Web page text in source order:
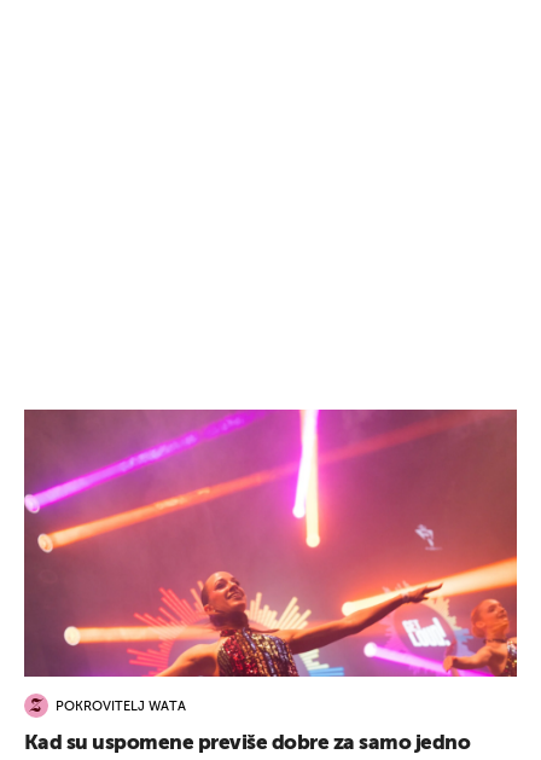
POKROVITELJ WATA
Kad su uspomene previše dobre za samo jedno